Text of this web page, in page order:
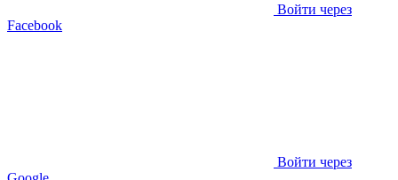
Войти через
Facebook
Войти через